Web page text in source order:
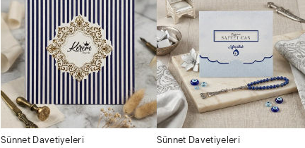
Sünnet Davetiyeleri Sünnet Davetiyeleri